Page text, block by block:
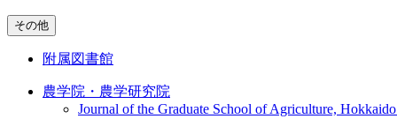
その他
附属図書館
農学院・農学研究院
Journal of the Graduate School of Agriculture,